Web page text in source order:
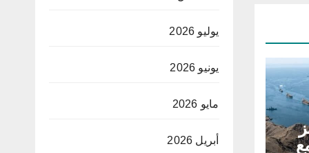
يوليو 2026
يونيو 2026
مايو 2026
أبريل 2026